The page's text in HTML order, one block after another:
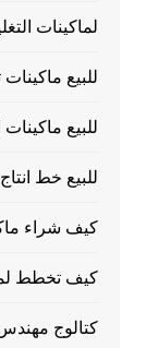
لماكينات
للبيع
للبيع
للبيع خط
كيف شراء
كيف تخطط
كتالوج